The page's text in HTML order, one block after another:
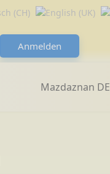
Anmelden
Mazdaznan DE